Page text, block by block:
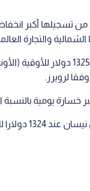
تسجيلها أكبر
والتجارة
واستقر السعر الفوري للذهب دون
للأوقية.